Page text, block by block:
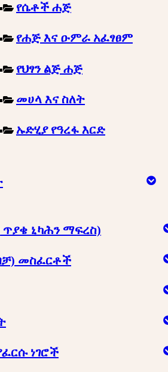
የሴቶች ሐጅ
የሐጅ እና ዑምራ አፈፃፀም
የህፃን ልጅ ሐጅ
መሀላ እና ስለት
ኡድሂያ የዓረፋ እርድ
ኒካሕን ማፍረስ)
መስፈርቶች
ነገሮች